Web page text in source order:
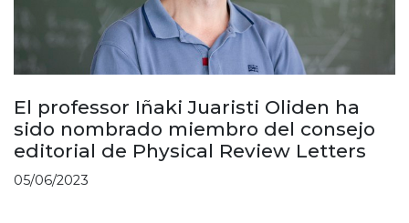
El professor Iñaki Juaristi Oliden ha
sido nombrado miembro del consejo
editorial de Physical Review Letters
05/06/2023